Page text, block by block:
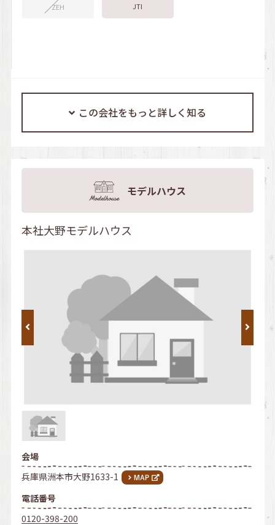
ZEH JTI
この会社をもっと詳しく知る
モデルハウス
本社大野モデルハウス
会場
兵庫県洲本市大野1633-1
電話番号
0120-398-200